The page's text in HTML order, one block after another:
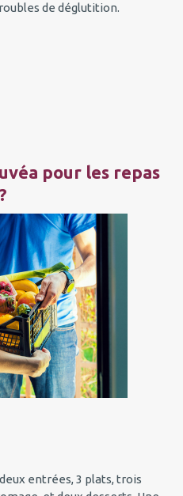
de déglutition.
pour les repas
entrées, 3 plats, trois